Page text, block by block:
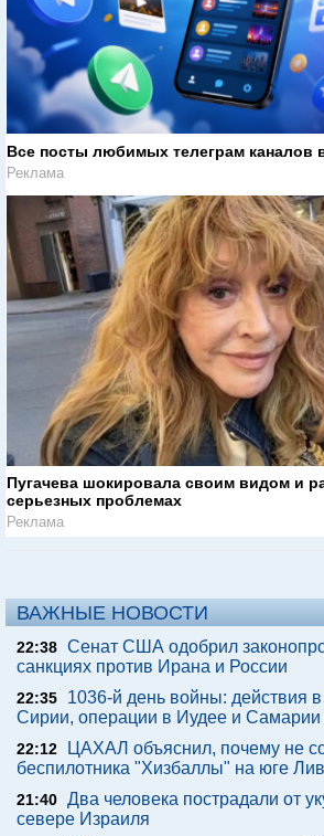
Все посты любимых телеграм каналов
Реклама
Пугачева шокировала своим видом и
серьезных проблемах
Реклама
ВАЖНЫЕ НОВОСТИ
22:38 Сенат США одобрил
санкциях против Ирана и России
22:35
1036-й день войны: действия
Сирии, операции в Иудее и Самарии
22:12
ЦАХАЛ объяснил, почему не
беспилотника "Хизбаллы" на юге
21:40 Два человека пострадали от
севере Израиля